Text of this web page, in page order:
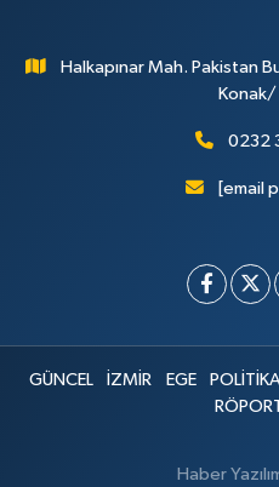
Halkapınar Mah. Pakistan
Konak/
0232
[email
GÜNCEL İZMİR EGE
Haber